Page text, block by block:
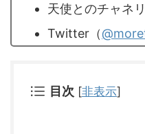
天使とのチャネ
Twitter（
目次 [非表示]